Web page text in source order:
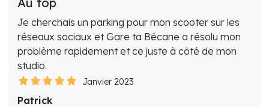
Je cherchais un parking pour mon scooter sur les
réseaux sociaux et Gare ta Bécane a résolu mon
problème rapidement et ce juste à côté de mon
studio.
Janvier 2023
Patrick